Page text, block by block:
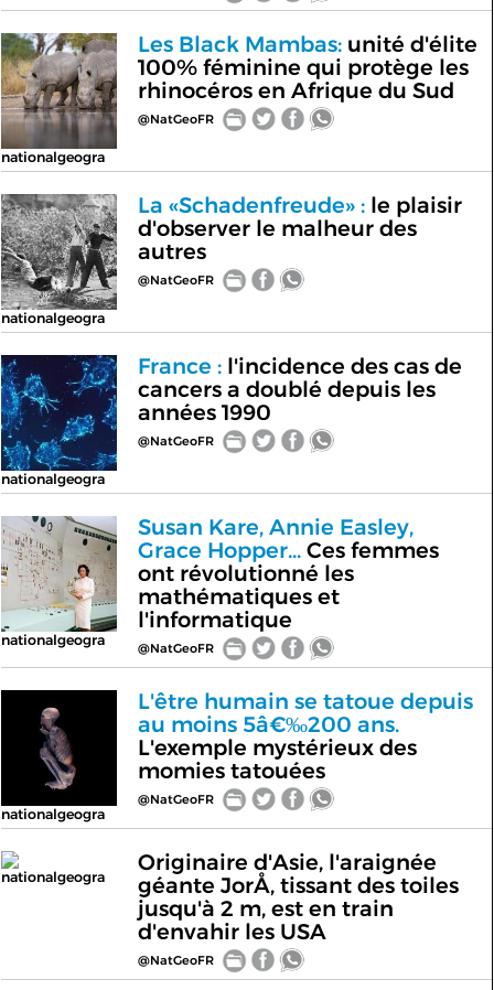
nationalgeogra
Les Black Mambas:unité d'élite
100% féminine qui protège les
rhinocéros en Afrique du Sud
@NatGeoFR
nationalgeogra
La «Schadenfreude» :le plaisir
d'observer le malheur des
autres
@NatGeoFR
nationalgeogra
France :l'incidence des cas de
cancers a doublé depuis les
années 1990
@NatGeoFR
nationalgeogra
Susan Kare, Annie Easley,
Grace Hopper...Ces femmes
ont révolutionné les
mathématiques et
l'informatique
@NatGeoFR
nationalgeogra
L'être humain se tatoue depuis
au moins 5â€‰200 ans.
L'exemple mystérieux des
momies tatouées
@NatGeoFR
nationalgeogra
Originaire d'Asie, l'araignée
géante JorÅ, tissant des toiles
jusqu'à 2 m, est en train
d'envahir les USA
@NatGeoFR